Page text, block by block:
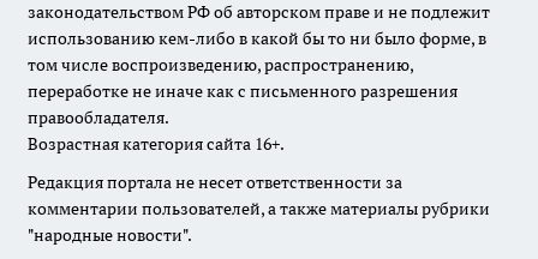
законодательством РФ об авторском праве и не подлежит
использованию кем-либо в какой бы то ни было форме, в
том числе воспроизведению, распространению,
переработке не иначе как с письменного разрешения
правообладателя.
Возрастная категория сайта 16+.
Редакция портала не несет ответственности за
комментарии пользователей, а также материалы рубрики
"народные новости".